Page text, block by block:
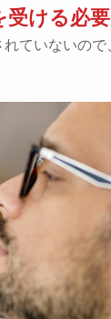
受ける必
ていないので